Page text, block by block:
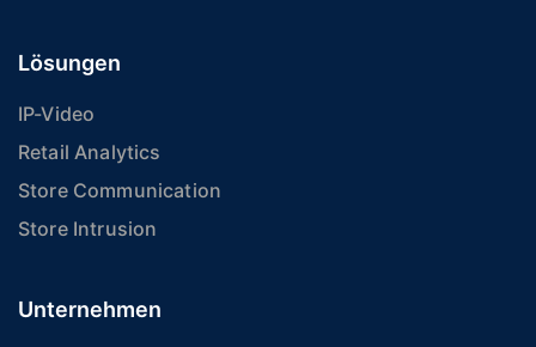
Lösungen
IP-Video
Retail Analytics
Store Communication
Store Intrusion
Unternehmen